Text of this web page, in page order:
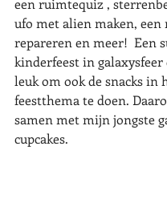
een ruimtequiz ,
ufo met alien maken, een
repareren en meer!  Een
kinderfeest in
leuk om ook de snacks in
feestthema te doen.
samen met mijn jongste
cupcakes.